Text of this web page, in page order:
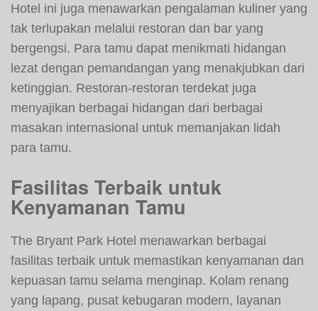
Hotel ini juga menawarkan pengalaman kuliner yang
tak terlupakan melalui restoran dan bar yang
bergengsi. Para tamu dapat menikmati hidangan
lezat dengan pemandangan yang menakjubkan dari
ketinggian. Restoran-restoran terdekat juga
menyajikan berbagai hidangan dari berbagai
masakan internasional untuk memanjakan lidah
para tamu.
Fasilitas Terbaik untuk
Kenyamanan Tamu
The Bryant Park Hotel menawarkan berbagai
fasilitas terbaik untuk memastikan kenyamanan dan
kepuasan tamu selama menginap. Kolam renang
yang lapang, pusat kebugaran modern, layanan